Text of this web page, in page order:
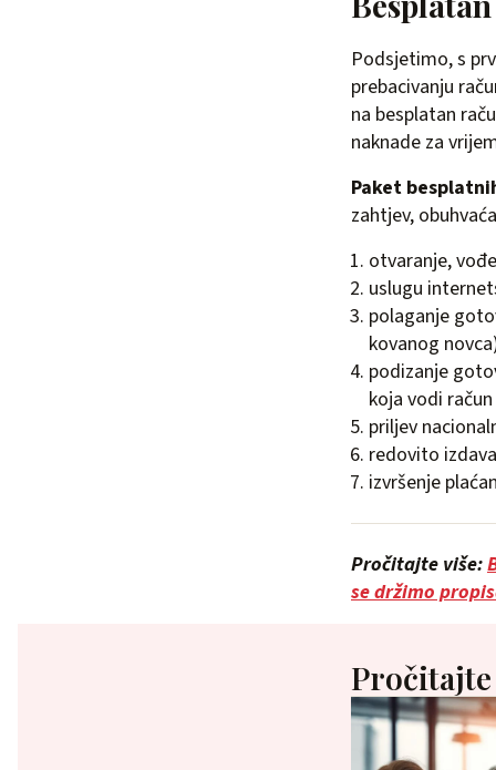
Podsjetimo, s
prebacivanju
na besplatan
naknade za
Paket
zahtjev,
otvaranje,
uslugu
polaganje
kovanog
podizanje
koja vodi račun
priljev
redovito
izvršenje
Pročitajte više:
se držimo
Pročitajte